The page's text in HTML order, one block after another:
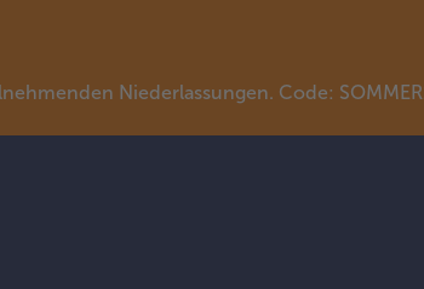
Niederlassungen. Code: